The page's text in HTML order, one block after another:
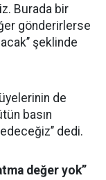
Burada bir
gönderirlerse
şeklinde
de
basın
dedi.
değer yok’’